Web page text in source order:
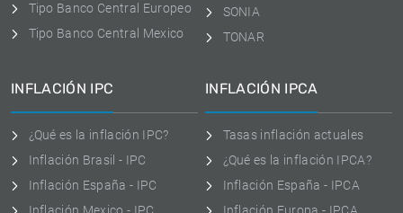
Tipo Banco Central Europeo
Tipo Banco Central Mexico
SONIA
TONAR
INFLACIÓN IPC
¿Qué es la inflación IPC?
Inflación Brasil - IPC
Inflación España - IPC
INFLACIÓN IPCA
Tasas inflación actuales
¿Qué es la inflación IPCA?
Inflación España - IPCA